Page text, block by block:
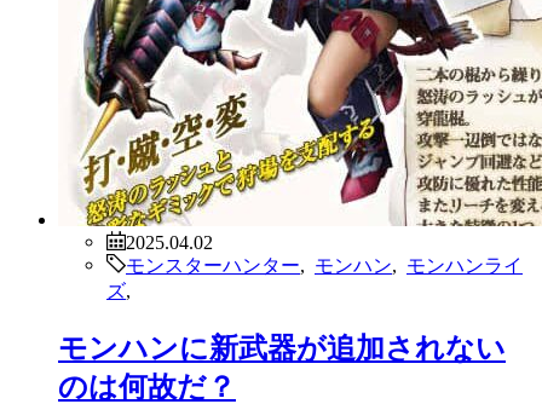
2025.04.02
モンスターハンター
モンハン
モンハンライ
ズ
モンハンに新武器が追加されない
のは何故だ？